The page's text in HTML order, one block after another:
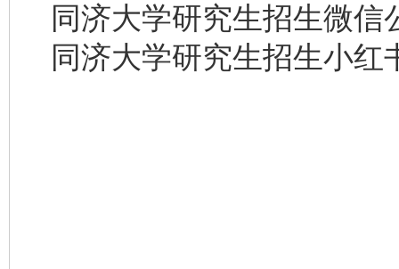
同济大学研究生招生微信
同济大学研究生招生小